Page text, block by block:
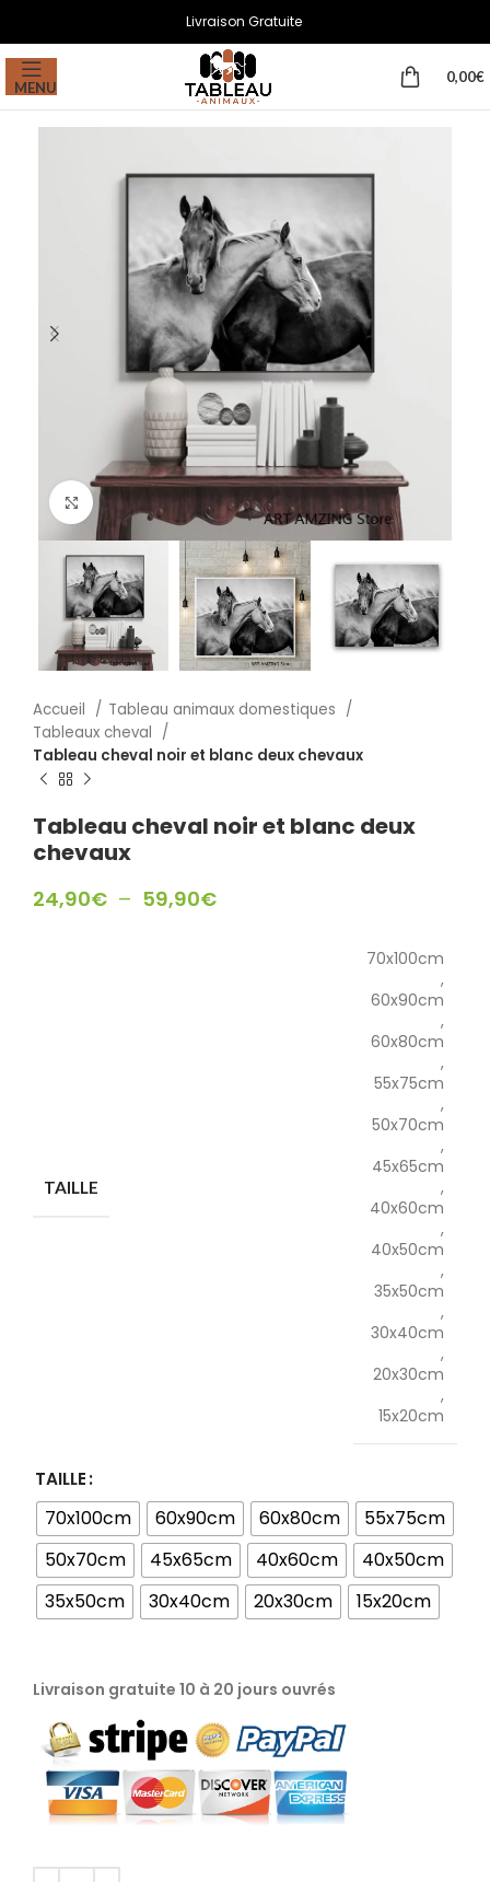
Livraison Gratuite
MENU
0,00€
Click to enlarge
Accueil
Tableau animaux domestiques
Tableaux cheval
Tableau cheval noir et blanc deux chevaux
Tableau cheval noir et blanc deux
chevaux
24,90€ – 59,90€
TAILLE
70x100cm
,
60x90cm
,
60x80cm
,
55x75cm
,
50x70cm
,
45x65cm
,
40x60cm
,
40x50cm
,
35x50cm
,
30x40cm
,
20x30cm
,
15x20cm
TAILLE
70x100cm 60x90cm 60x80cm
55x75cm
50x70cm
45x65cm 40x60cm
40x50cm
35x50cm
30x40cm 20x30cm 15x20cm
Livraison gratuite 10 à 20 jours ouvrés